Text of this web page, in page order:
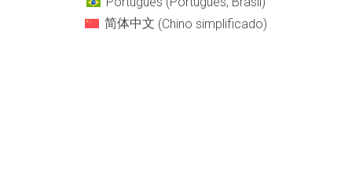
简体中文 (Chino simplificado)